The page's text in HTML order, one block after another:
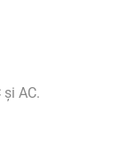
AC.